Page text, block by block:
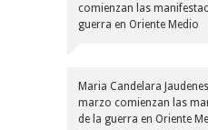
comienzan las
guerra en Oriente Medio
Maria Candelara
marzo comienzan las
de la guerra en Oriente